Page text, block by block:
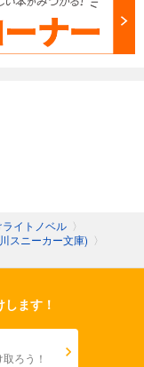
ライトノベル 〉
スニーカー文庫) 〉
ます！
ろう！